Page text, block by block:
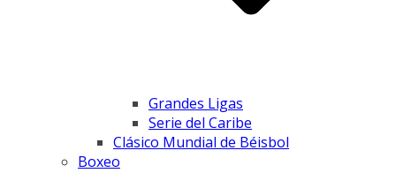
Grandes Ligas
Serie del Caribe
Clásico Mundial de Béisbol
Boxeo